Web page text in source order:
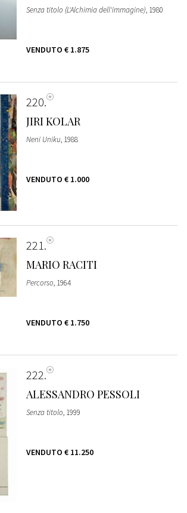
Senza titolo (L'Alchimia dell'immagine), 1980
VENDUTO € 1.875
220
JIRI KOLAR
Neni Uniku, 1988
VENDUTO € 1.000
221
MARIO RACITI
Percorso, 1964
VENDUTO € 1.750
222
ALESSANDRO PESSOLI
Senza titolo, 1999
VENDUTO € 11.250